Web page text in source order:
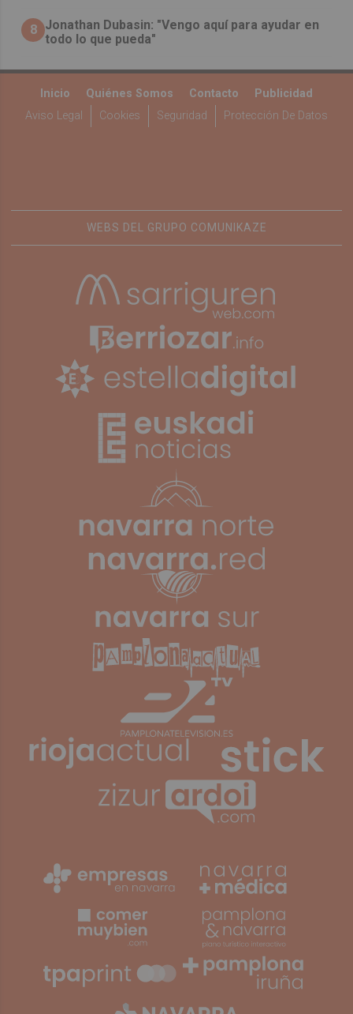
8 Jonathan Dubasin: "Vengo aquí para ayudar en
todo lo que pueda"
Inicio Quiénes Somos Contacto
Publicidad
Aviso Legal
Cookies Seguridad Protección De Datos
WEBS DEL GRUPO COMUNIKAZE